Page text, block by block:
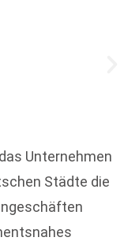
Unternehmen
Städte die